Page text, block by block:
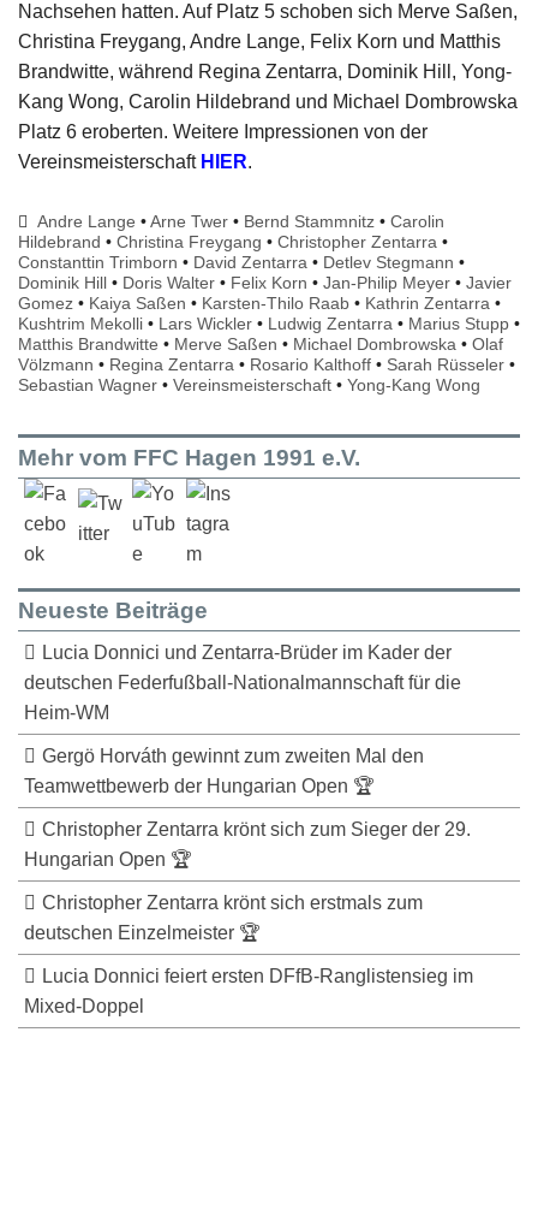
Nachsehen hatten. Auf Platz 5 schoben sich Merve Saßen,
Christina Freygang, Andre Lange, Felix Korn und Matthis
Brandwitte, während Regina Zentarra, Dominik Hill, Yong-
Kang Wong, Carolin Hildebrand und Michael Dombrowska
Platz 6 eroberten. Weitere Impressionen von der
Vereinsmeisterschaft HIER.
Andre Lange •Arne Twer • Bernd Stammnitz •Carolin
Hildebrand • Christina Freygang • Christopher Zentarra •
Constanttin Trimborn • David Zentarra • Detlev Stegmann •
Dominik Hill • Doris Walter • Felix Korn • Jan-Philip Meyer • Javier
Gomez • Kaiya Saßen • Karsten-Thilo Raab • Kathrin Zentarra •
Kushtrim Mekolli • Lars Wickler • Ludwig Zentarra • Marius Stupp •
Matthis Brandwitte • Merve Saßen • Michael Dombrowska • Olaf
Völzmann • Regina Zentarra • Rosario Kalthoff • Sarah Rüsseler •
Sebastian Wagner • Vereinsmeisterschaft • Yong-Kang Wong
Mehr vom FFC Hagen 1991 e.V.
Neueste Beiträge
Lucia Donnici und Zentarra-Brüder im Kader der
deutschen Federfußball-Nationalmannschaft für die
Heim-WM
Gergö Horváth gewinnt zum zweiten Mal den
Teamwettbewerb der Hungarian Open 🏆
Christopher Zentarra krönt sich zum Sieger der 29.
Hungarian Open 🏆
Christopher Zentarra krönt sich erstmals zum
deutschen Einzelmeister 🏆
Lucia Donnici feiert ersten DFfB-Ranglistensieg im
Mixed-Doppel